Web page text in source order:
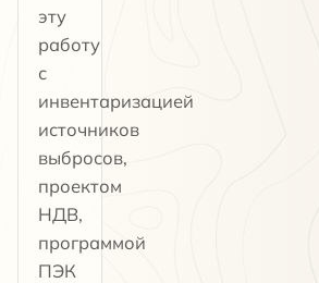
эту
работу
с
инвентаризацией
источников
выбросов,
проектом
НДВ,
программой
ПЭК